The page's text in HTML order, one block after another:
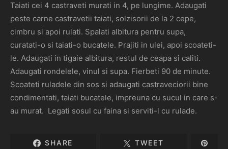
Taiati cei 4 castraveti murati in 4, pe lungime. Adaugati
peste carne castravetii taiati, solzisorii de la 2 cepe,
cimbru si apoi rulati. Spalati albitura pentru supa,
curatati-o si taiati-o bucatele. Prajiti in ulei, apoi scoateti-
le. Adaugati in tigaie albitura, restul de ceapa si caliti.
Adaugati rondelele, vinul si supa. Fierbeti 90 de minute.
Scoateti ruladele din sos si adaugati castraveciorii bine
condimentati, taiati bucatele, impreuna cu sucul in care s-
au murat. Legati sosul cu faina si serviti-l cu rulade.
SHARE TWEET